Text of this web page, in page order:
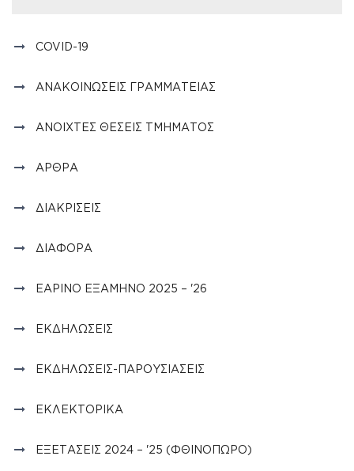
COVID-19
ΑΝΑΚΟΙΝΏΣΕΙΣ ΓΡΑΜΜΑΤΕΊΑΣ
ΑΝΟΙΧΤΈΣ ΘΈΣΕΙΣ ΤΜΉΜΑΤΟΣ
ΆΡΘΡΑ
ΔΙΑΚΡΊΣΕΙΣ
ΔΙΆΦΟΡΑ
ΕΑΡΙΝΌ ΕΞΆΜΗΝΟ 2025 – '26
ΕΚΔΗΛΏΣΕΙΣ
ΕΚΔΗΛΏΣΕΙΣ-ΠΑΡΟΥΣΙΆΣΕΙΣ
ΕΚΛΕΚΤΟΡΙΚΆ
ΕΞΕΤΆΣΕΙΣ 2024 – '25 (ΦΘΙΝΌΠΩΡΟ)